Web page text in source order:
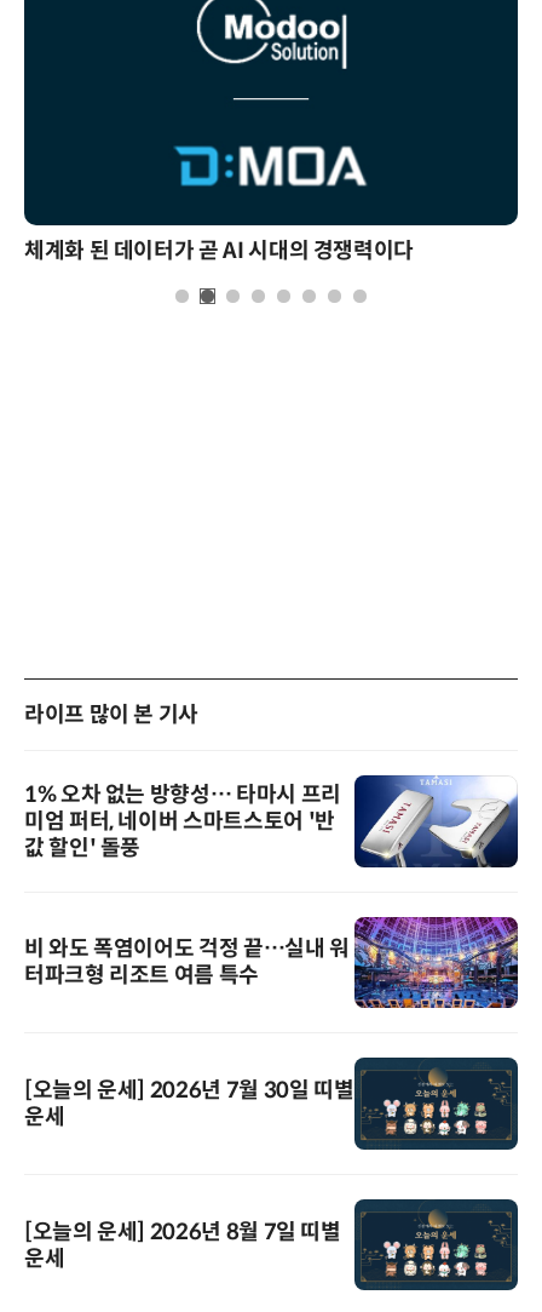
체계화 된 데이터가 곧 AI 시대의 경쟁력이다
라이프 많이 본 기사
1% 오차 없는 방향성… 타마시 프리
미엄 퍼터, 네이버 스마트스토어 '반
값 할인' 돌풍
비 와도 폭염이어도 걱정 끝…실내 워
터파크형 리조트 여름 특수
[오늘의 운세] 2026년 7월 30일 띠별
운세
[오늘의 운세] 2026년 8월 7일 띠별
운세